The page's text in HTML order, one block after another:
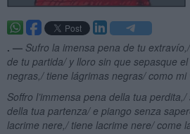
. — Sufro la imensa pena de tu extravío,/
de tu partida/ y lloro sin que sepasque
negras, / tiene lágrimas negras/como mi
Soffro l’immensa pena della tua
della tua partenza/ e piango senza
lacrime nere ,/ tiene lacrime nere/ come